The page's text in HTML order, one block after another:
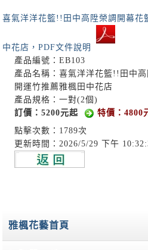
喜氣洋洋花籃!!田中高陞榮調開幕花
中花店，PDF文件說明
產品編號：EB103
產品名稱：喜氣洋洋花籃!!田中
開運竹推薦雅楓田中花店
產品規格：一對(2個)
訂價：5200元起
特價：4800
點擊次數：1789次
更新時間：2026/5/29 下午
雅楓花藝首頁